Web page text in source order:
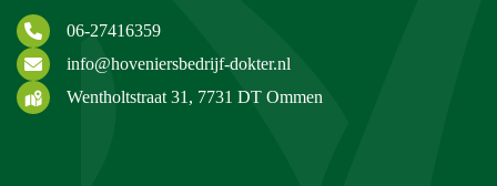
06-27416359
info@hoveniersbedrijf-dokter.nl
Wentholtstraat 31, 7731 DT Ommen